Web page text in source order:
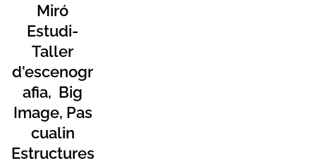
Miró
Estudi-
Taller
d'escenogr
afia, Big
Image, Pas
cualin
Estructures